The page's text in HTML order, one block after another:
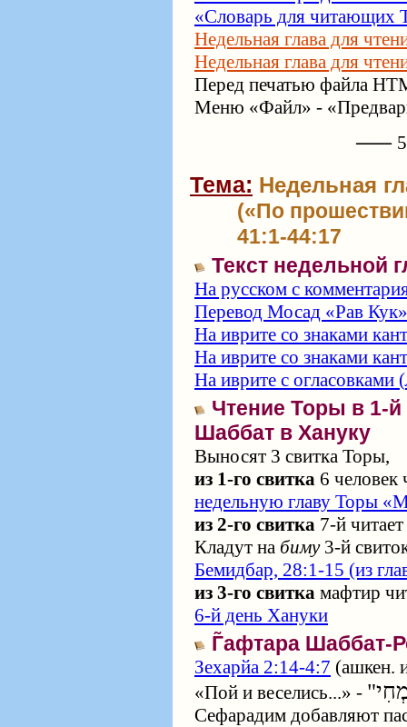
«Словарь для читающих
Недельная глава для
Недельная глава для
Перед печатью файла
Меню «Файл» -
⸺
Тема: Недельная
(«По
41:1-44:17
Текст недельной
На русском с
Перевод Мосад «Рав Кук»
На иврите со знаками
На иврите со знаками
На иврите с огласовками (
Чтение Торы в 1-
Шаббат в Хануку
Выносят 3 свитка Торы,
из 1-го свитка 6 человек
недельную главу Торы
из 2-го свитка 7-й
Кладут на биму3-й
Бемидбар, 28:1-15 (из
из 3-го свитка мафтир
6-й день Хануки
Г̃афтара Шаббат-
Зехарйа 2:14-4:7 (ашкен.
«Пой и веселись...» -
Сефарадим добавляют